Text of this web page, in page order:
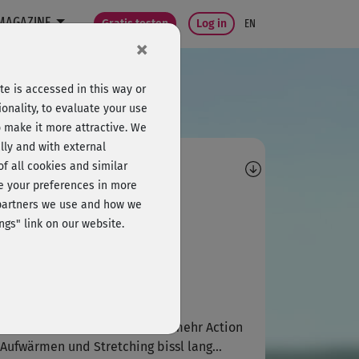
Gratis testen Log in EN
Brigitte570
nach Verletzungspause als
mir etwas zu fad, ich brauch mehr Action
und Stretching bissl lang...
×
is accessed in this way or
to evaluate your use
it more attractive. We
and with external
all cookies and similar
your preferences in more
we use and how we
link on our website.